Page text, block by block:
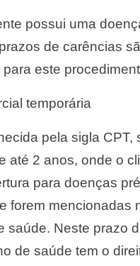
possui uma
de carências
este
temporária
pela sigla CPT,
até 2 anos, onde o
para doenças pré
forem mencionadas
saúde. Neste prazo
de saúde tem o